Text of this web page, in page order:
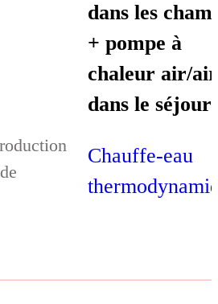
dans les
+ pompe à
chaleur air/air
dans le séjour
Chauffe-eau